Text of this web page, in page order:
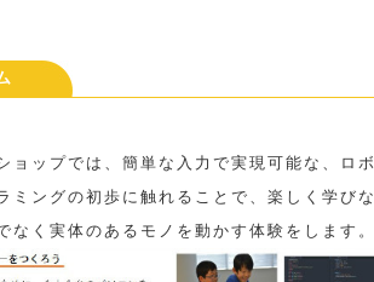
ョップでは、簡単な入力で実現可能な、ロ
ミングの初歩に触れることで、楽しく学び
なく実体のあるモノを動かす体験をします